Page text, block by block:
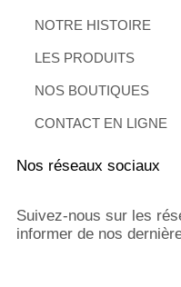
NOTRE HISTOIRE
LES PRODUITS
NOS BOUTIQUES
CONTACT EN LIGNE
Nos réseaux sociaux
Suivez-nous sur les
informer de nos